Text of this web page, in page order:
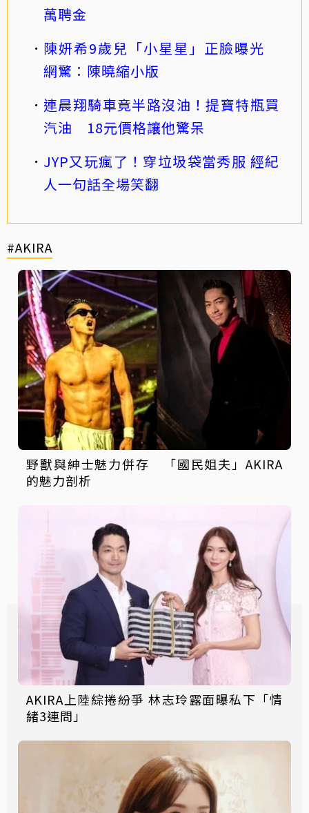
萬聘金
陳妍希9歲兒「小星星」正臉曝光
網驚：陳曉縮小版
連晨翔騎車竟半路沒油！提寶特瓶買
汽油 18元價格讓他驚呆
JYP又玩瘋了！穿垃圾袋當秀服 經紀
人一句話全場笑翻
#AKIRA
野獸與紳士魅力併存 「國民姐夫」AKIRA
的魅力剖析
AKIRA上陸綜捲紛爭 林志玲露面曝私下「情
緒3連問」